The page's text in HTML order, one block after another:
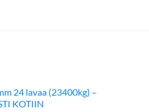
24 lavaa (23400kg) –
KOTIIN